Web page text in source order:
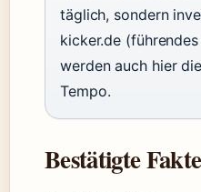
täglich, sondern
kicker.de
werden auch hier
Tempo.
Bestätigte